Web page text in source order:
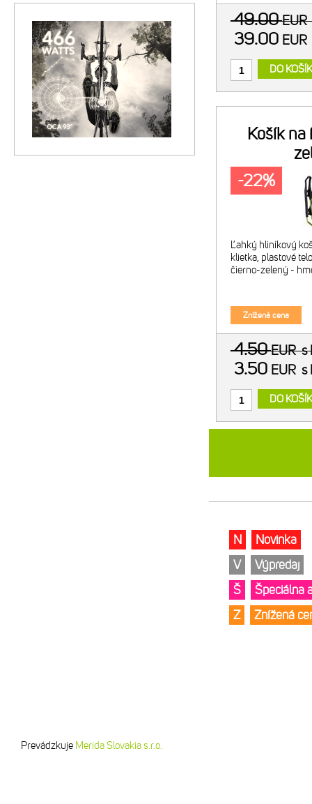
49.00EUR
39.00 EUR
DO
Košík
Ľahký hliníkový
klietka, plastové
čierno-zelený -
Znížená cena
-22%
4.50EURs
3.50 EUR s
DO
N
Novinka
V
Výpredaj
Š
Špeciálna
Z
Znížená
Prevádzkuje Merida Slovakia s.r.o.